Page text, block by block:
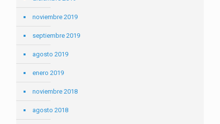
noviembre 2019
septiembre 2019
agosto 2019
enero 2019
noviembre 2018
agosto 2018